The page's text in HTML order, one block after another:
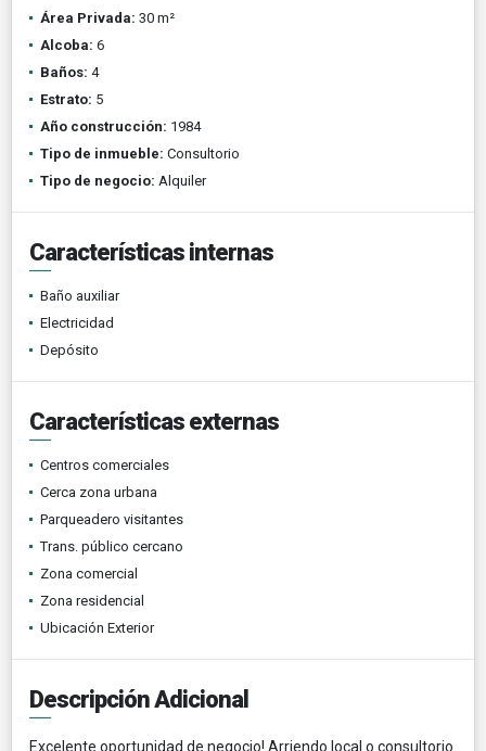
Área Privada: 30 m²
Alcoba: 6
Baños: 4
Estrato: 5
Año construcción: 1984
Tipo de inmueble: Consultorio
Tipo de negocio: Alquiler
Características internas
Baño auxiliar
Electricidad
Depósito
Características externas
Centros comerciales
Cerca zona urbana
Parqueadero visitantes
Trans. público cercano
Zona comercial
Zona residencial
Ubicación Exterior
Descripción Adicional
Excelente oportunidad de negocio! Arriendo local o consultorio